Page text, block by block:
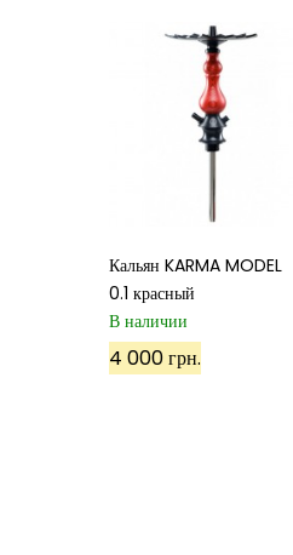
Кальян KARMA MODEL
0.1 красный
В наличии
4 000 грн.